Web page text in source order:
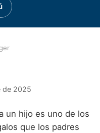
por D
Celtas
de 2025
un hijo es uno de los
que los padres